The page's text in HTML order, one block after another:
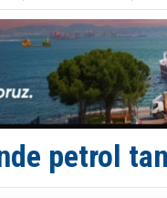
Van’da
ASEAN ilk
TAYK -
İstanbul
Tersane
İngiliz
FESCO,
petrol